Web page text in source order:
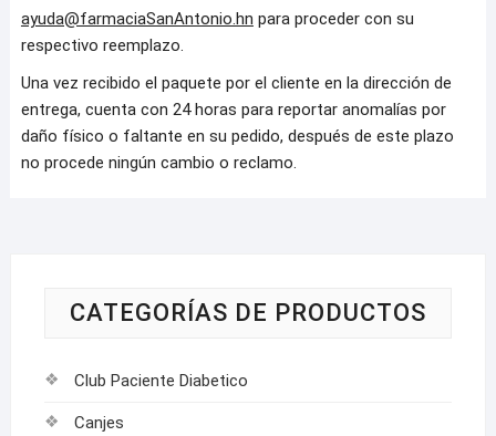
ayuda@farmaciaSanAntonio.hn para proceder con su
respectivo reemplazo.
Una vez recibido el paquete por el cliente en la dirección de
entrega, cuenta con 24 horas para reportar anomalías por
daño físico o faltante en su pedido, después de este plazo
no procede ningún cambio o reclamo.
CATEGORÍAS DE PRODUCTOS
Club Paciente Diabetico
Canjes